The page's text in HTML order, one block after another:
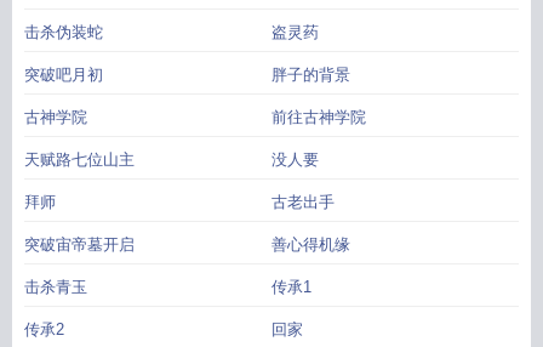
击杀伪装蛇 盗灵药
突破吧月初 胖子的背景
古神学院 前往古神学院
天赋路七位山主 没人要
拜师 古老出手
突破宙帝墓开启 善心得机缘
击杀青玉 传承1
传承2 回家